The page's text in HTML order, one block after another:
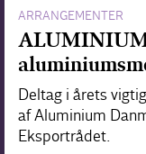
ARRANGEMENTER
ALUMINIUM
Deltag i årets
af Aluminium
Eksportrådet.